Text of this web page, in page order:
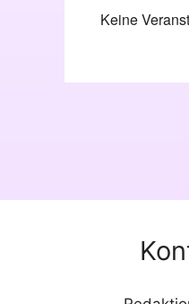
Keine